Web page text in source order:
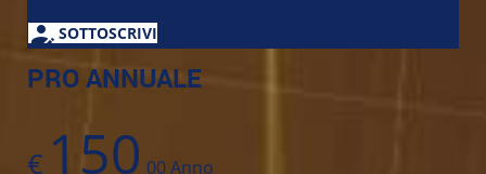
SOTTOSCRIVI
PRO ANNUALE
€ 150 00Anno